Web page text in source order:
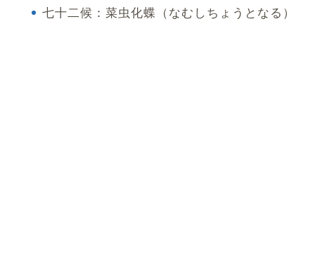
七十二候：菜虫化蝶（なむしちょうとなる）